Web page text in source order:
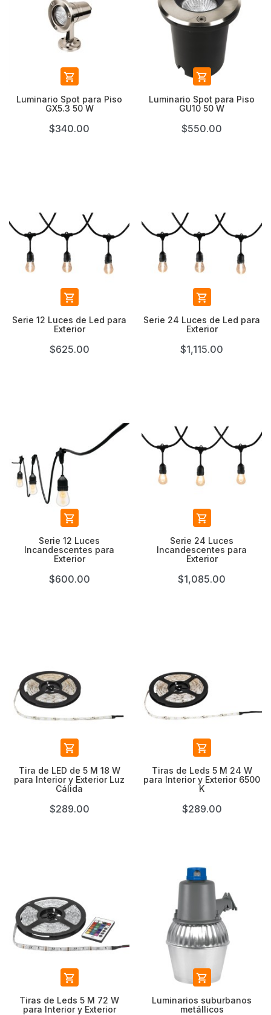

Luminario Spot para Piso
GX5.3 50 W
$340.00

Luminario Spot para Piso
GU10 50 W
$550.00

Serie 12 Luces de Led para
Exterior
$625.00

Serie 24 Luces de Led para
Exterior
$1,115.00

Serie 12 Luces
Incandescentes para
Exterior
$600.00

Serie 24 Luces
Incandescentes para
Exterior
$1,085.00

Tira de LED de 5 M 18 W
para Interior y Exterior Luz
Cálida
$289.00

Tiras de Leds 5 M 24 W
para Interior y Exterior 6500
K
$289.00

Tiras de Leds 5 M 72 W
para Interior y Exterior

Luminarios suburbanos
metállicos